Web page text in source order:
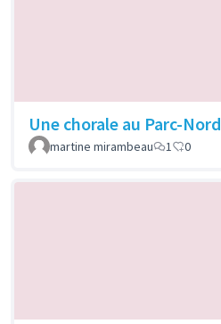
Une chorale au Parc-Nord
martine mirambeau
1 0